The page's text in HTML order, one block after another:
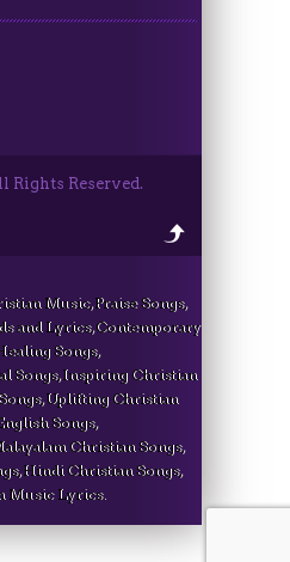
Reserved.
Music, Praise Songs,
and Lyrics, Contemporary
Songs,
Songs, Inspiring Christian
Uplifting Christian
Songs,
Christian Songs,
Hindi Christian Songs,
Music Lyrics.